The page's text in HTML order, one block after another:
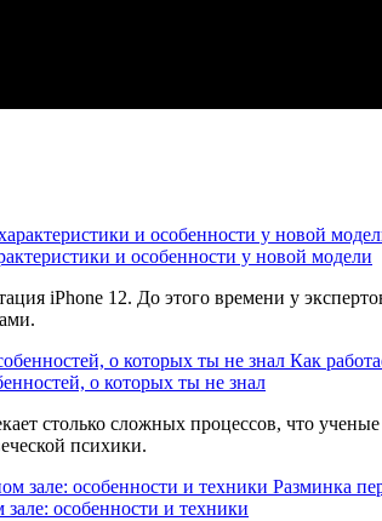
и особенности у новой модели
iPhone 12. До этого времени у
Как
о которых ты не знал
столько сложных процессов, что
психики.
Разминка
особенности и техники